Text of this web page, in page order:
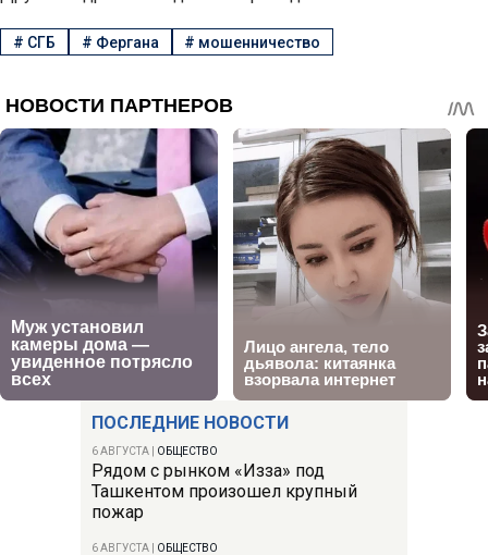
ПОСЛЕДНИЕ НОВОСТИ
6 АВГУСТА ОБЩЕСТВО
Рядом с рынком «Изза» под
Ташкентом произошел крупный
пожар
6 АВГУСТА ОБЩЕСТВО
# СГБ # Фергана # мошенничество